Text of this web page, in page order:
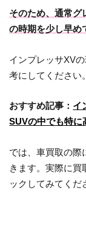
そのため、通常グ
の時期を少し早め
インプレッサXV
考にしてください。
おすすめ記事： イ
SUVの中でも特に
では、車買取の際
きます。実際に買
ックしてみてくだ